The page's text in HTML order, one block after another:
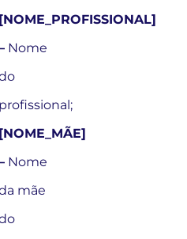
[NOME_PROFISSIONAL]
Nome
profissional;
[NOME_MÃE]
Nome
mãe